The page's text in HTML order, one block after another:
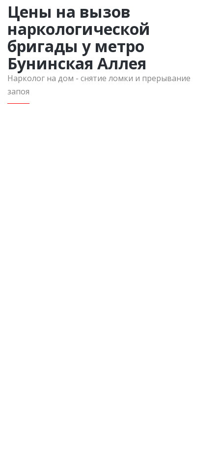
Цены на вызов
наркологической
бригады у метро
Бунинская Аллея
Нарколог на дом - снятие ломки и прерывание
запоя